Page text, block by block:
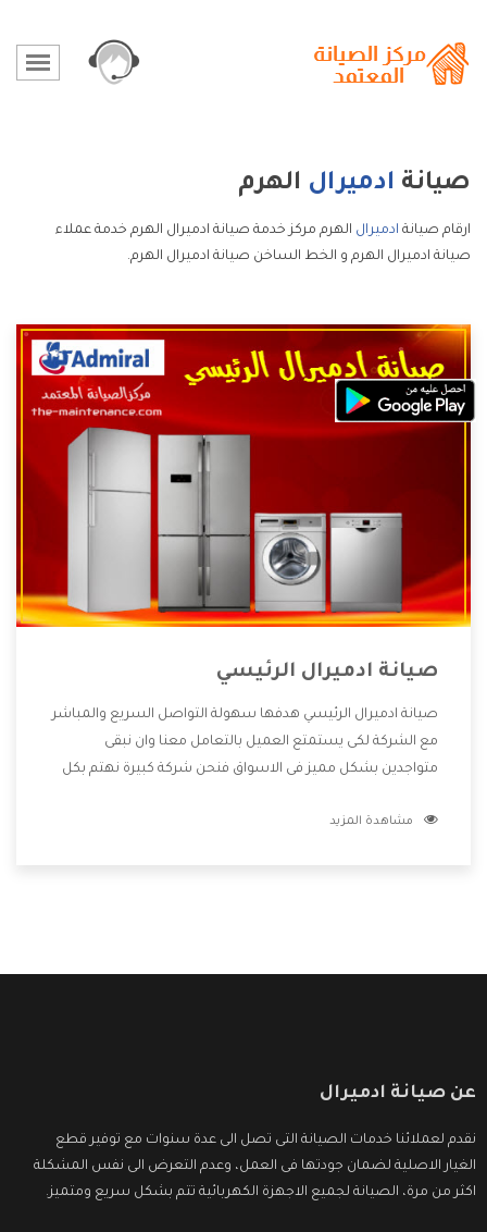
صيانة ادميرال الهرم
ارقام صيانة ادميرال الهرم مركز خدمة صيانة ادميرال الهرم خدمة عملاء
صيانة ادميرال الهرم و الخط الساخن صيانة ادميرال الهرم.
صيانة ادميرال الرئيسي
صيانة ادميرال الرئيسي هدفها سهولة التواصل السريع والمباشر
مع الشركة لكى يستمتع العميل بالتعامل معنا وان نبقى
متواجدين بشكل مميز فى الاسواق فنحن شركة كبيرة نهتم بكل
الشركة بها والتى تكون منها خدمة الصيانة التى تكون من أهم
مشاهدة المزيد
عن صيانة ادميرال
نقدم لعملائنا خدمات الصيانة التى تصل الى عدة سنوات مع توفير قطع
الغيار الاصلية لضمان جودتها فى العمل، وعدم التعرض الى نفس المشكلة
اكثر من مرة، الصيانة لجميع الاجهزة الكهربائية تتم بشكل سريع ومتميز.